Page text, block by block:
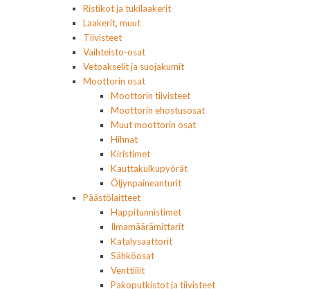
Ristikot ja tukilaakerit
Laakerit, muut
Tiivisteet
Vaihteisto-osat
Vetoakselit ja suojakumit
Moottorin osat
Moottorin tiivisteet
Moottorin ehostusosat
Muut moottorin osat
Hihnat
Kiristimet
Kauttakulkupyörät
Öljynpaineanturit
Päästölaitteet
Happitunnistimet
Ilmamäärämittarit
Katalysaattorit
Sähköosat
Venttiilit
Pakoputkistot ja tiivisteet